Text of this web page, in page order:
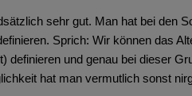
sehr gut. Man hat bei den
Sprich: Wir können das
definieren und genau bei dieser
hat man vermutlich sonst